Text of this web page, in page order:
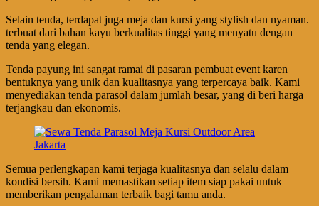
Selain tenda, terdapat juga meja dan kursi yang stylish dan nyaman.
terbuat dari bahan kayu berkualitas tinggi yang menyatu dengan
tenda yang elegan.
Tenda payung ini sangat ramai di pasaran pembuat event karen
bentuknya yang unik dan kualitasnya yang terpercaya baik. Kami
menyediakan tenda parasol dalam jumlah besar, yang di beri harga
terjangkau dan ekonomis.
Semua perlengkapan kami terjaga kualitasnya dan selalu dalam
kondisi bersih. Kami memastikan setiap item siap pakai untuk
memberikan pengalaman terbaik bagi tamu anda.